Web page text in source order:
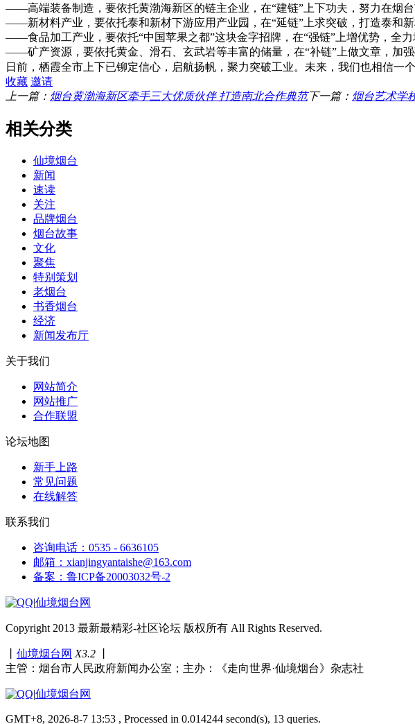
——高端装备制造，要依托黄渤海新区的链主企业，在“建链”上下功夫，努力在烟台
——新材料产业，要依托泰和新材下游应用产业园，在“延链”上求突破，打造泰和新
——食品加工产业，要依托“中国苹果之都”这块金字招牌，在“强链”上增优势，全力
——矿产资源，要依托黄金、滑石、玄武岩等丰富的储量，在“补链”上做文章，加
日前，栖霞全市上下已铆定信心，启航扬帆，聚力突破工业。未来，我们也相信一
收藏 邀请
上一篇： 烟台黄渤海新区牵手三大优质伙伴 打造南北合作典范下一篇： 烟台艺术学
相关分类
仙境烟台
新闻
速读
关注
品牌烟台
烟台故事
文化
聚焦
特别策划
老烟台
书香烟台
经济
新闻发布厅
关于我们
网站简介
网站推广
合作联盟
论坛地图
新手上路
常见问题
在线解答
联系我们
咨询电话：0535 - 6636105
邮箱：xianjingyantaishe@163.com
备案：鲁ICP备20003032号-2
|仙境烟台网
Copyright 2013 最新最精彩-社区论坛 版权所有 All Rights Reserved.
仙境烟台网 X3.2
主管：烟台市人民政府新闻办公室；主办：《走向世界·仙境烟台》杂志社
|仙境烟台网
GMT+8, 2026-8-7 13:53 , Processed in 0.014244 second(s), 13 queries.